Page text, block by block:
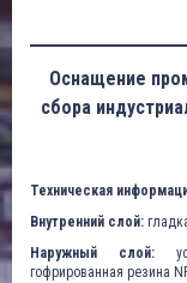
Оснащение
сбора
Техническая
Внутренний слой:
Наружный слой:
гофрированная резина